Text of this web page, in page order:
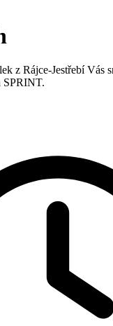
z Rájce-Jestřebí Vás
SPRINT.